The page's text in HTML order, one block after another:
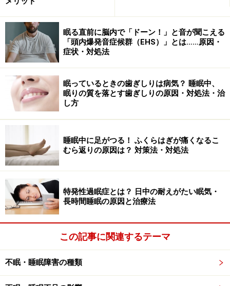
次の項目に当てはまる場合に、
れます。
十分な努力にもかかわらず、望ましい時刻に寝つく
起きる意志は強いのに、社会生活を送るために必要
な時刻に起床できない
自然に眠りにつくと、睡眠の質は良く、睡眠時間も
十分である
睡眠の時間帯が遅れた状態が、少なくとも1週間以
上続いている
努力しても、起きられません！
アラームを無意識で止めてしまい、そのことさえ覚えてい
ません
眠る直前に脳内で「ドーン！」と音が聞こえる
「頭内爆発音症候群（EHS）」とは……原因・
症状・対処法
眠っているときの歯ぎしりは病気？ 睡眠中、
眠りの質を落とす歯ぎしりの原因・対処法・治
し方
睡眠中に足がつる！ ふくらはぎが痛くなるこ
むら返りの原因は？ 対策法・対処法
特発性過眠症とは？ 日中の耐えがたい眠気・
長時間睡眠の原因と治療法
この記事に関連するテーマ
不眠・睡眠障害の種類